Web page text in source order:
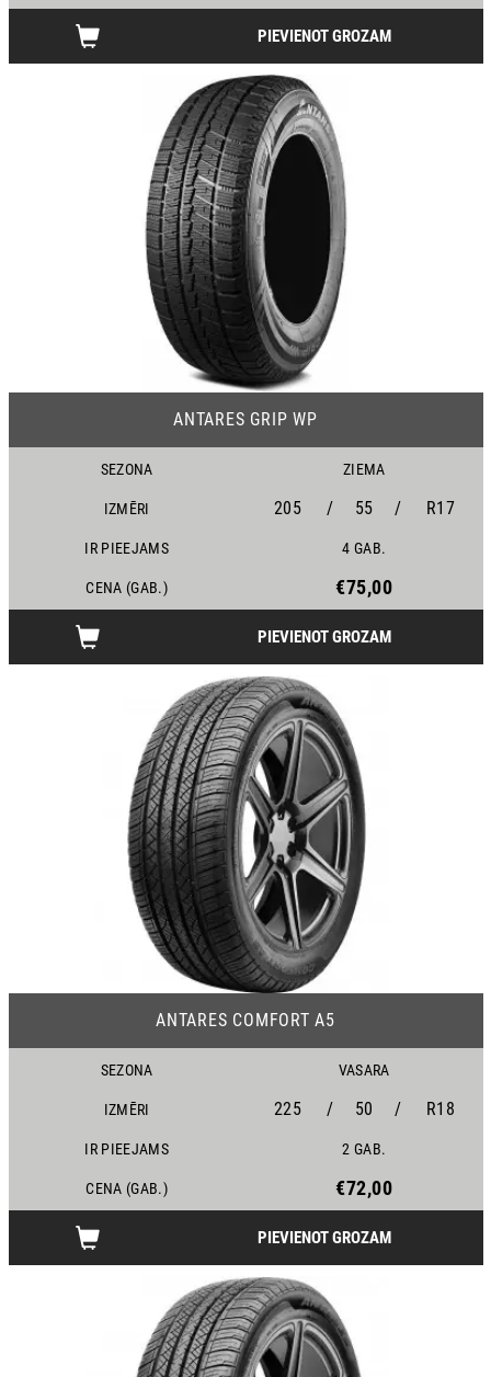
PIEVIENOT GROZAM
ANTARES GRIP WP
SEZONA ZIEMA
IZMĒRI 205 / 55 / R17
IR PIEEJAMS 4 GAB.
CENA (GAB.) €75,00
PIEVIENOT GROZAM
ANTARES COMFORT A5
SEZONA VASARA
IZMĒRI 225 / 50 / R18
IR PIEEJAMS 2 GAB.
CENA (GAB.) €72,00
PIEVIENOT GROZAM